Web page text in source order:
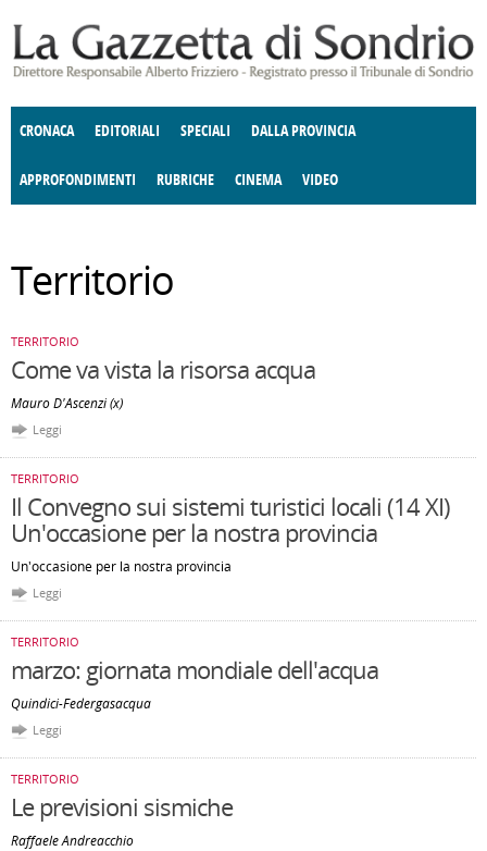
CRONACA EDITORIALI SPECIALI DALLA PROVINCIA
APPROFONDIMENTI
CULTURA E SPETTACOLI
RUBRICHE
DELLE IDEE FATTI DELLO SPIRITO
CINEMA VIDEO
Territorio
TERRITORIO
Come va vista la risorsa acqua
Mauro D'Ascenzi (x)
Leggi
TERRITORIO
Il Convegno sui sistemi turistici locali (14 XI)
Un'occasione per la nostra provincia
Un'occasione per la nostra provincia
Leggi
TERRITORIO
marzo: giornata mondiale dell'acqua
Quindici-Federgasacqua
Leggi
TERRITORIO
Le previsioni sismiche
Raffaele Andreacchio